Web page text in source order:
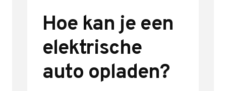
Hoe kan je een
elektrische
auto opladen?